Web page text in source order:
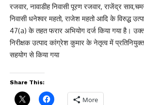
रजवार, नावाडीह निवासी पूरण रजवार, राजेंद्र
निवासी धनेश्वर महतो, राजेश महतो आदि के विरुद्ध
47(a) के तहत फरार अभियोग दर्ज किया गया है। उक्त
निरीक्षक उत्पाद कांग्रेश कुमार के नेतृत्व में
सहयोग से किया गया
Share This:
More